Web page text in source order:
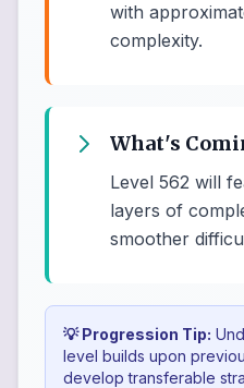
with
complexity.
What's
Level 562 will
layers of
smoother
💡 Progression Tip:
level builds upon
develop transferable